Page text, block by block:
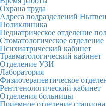
Охрана труда
Адреса подразделений
Поликлиника
Педиатрическое отделение
Стоматологическое отделение
Психиатрический кабинет
Травматологический кабинет
Отделение УЗИ
Лаборатория
Физиотерапевтическое
Рентгенологический кабинет
Отделения больницы
Приемное отделение